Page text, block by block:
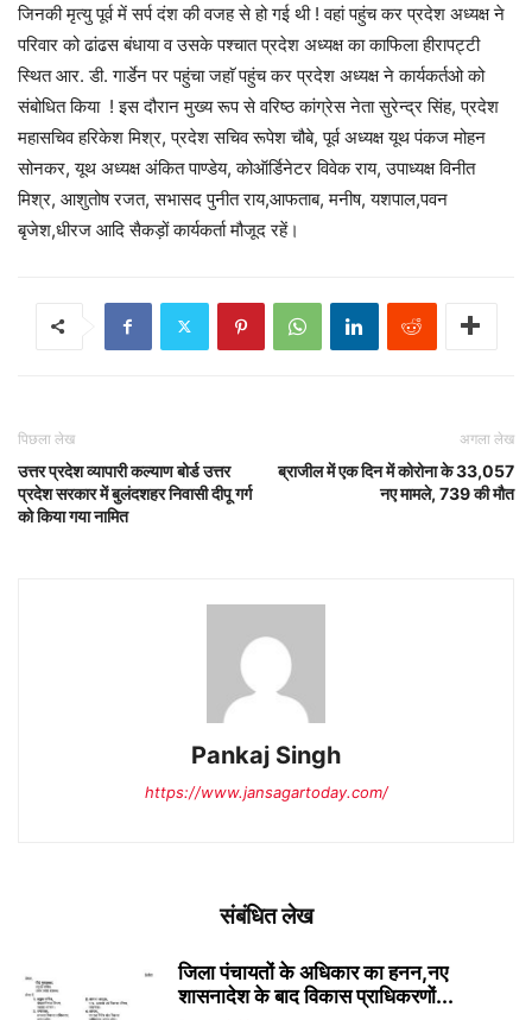
जिनकी मृत्यु पूर्व में सर्प दंश की वजह से हो गई थी ! वहां पहुंच कर प्रदेश अध्यक्ष ने
परिवार को ढांढस बंधाया व उसके पश्चात प्रदेश अध्यक्ष का काफिला हीरापट्टी
स्थित आर. डी. गार्डेन पर पहुंचा जहाॅ पहुंच कर प्रदेश अध्यक्ष ने कार्यकर्तओ को
संबोधित किया ! इस दौरान मुख्य रूप से वरिष्ठ कांग्रेस नेता सुरेन्द्र सिंह, प्रदेश
महासचिव हरिकेश मिश्र, प्रदेश सचिव रूपेश चौबे, पूर्व अध्यक्ष यूथ पंकज मोहन
सोनकर, यूथ अध्यक्ष अंकित पाण्डेय, कोऑर्डिनेटर विवेक राय, उपाध्यक्ष विनीत
मिश्र, आशुतोष रजत, सभासद पुनीत राय,आफताब, मनीष, यशपाल,पवन
बृजेश,धीरज आदि सैकड़ों कार्यकर्ता मौजूद रहें।
पिछला लेख
उत्तर प्रदेश व्यापारी कल्याण बोर्ड उत्तर
प्रदेश सरकार में बुलंदशहर निवासी दीपू गर्ग
को किया गया नामित
अगला लेख
ब्राजील में एक दिन में कोरोना के 33,057
नए मामले, 739 की मौत
Pankaj Singh
https://www.jansagartoday.com/
संबंधित लेख
जिला पंचायतों के अधिकार का हनन,नए
शासनादेश के बाद विकास प्राधिकरणों...